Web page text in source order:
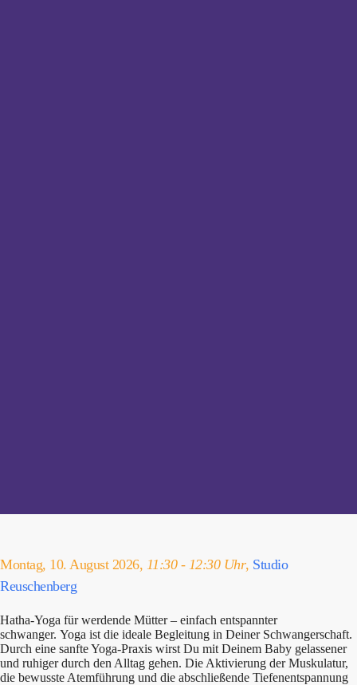
Montag, 10. August 2026, 11:30 - 12:30 Uhr, Studio
Reuschenberg
Hatha-Yoga für werdende Mütter – einfach entspannter
schwanger. Yoga ist die ideale Begleitung in Deiner Schwangerschaft.
Durch eine sanfte Yoga-Praxis wirst Du mit Deinem Baby gelassener
und ruhiger durch den Alltag gehen. Die Aktivierung der Muskulatur,
die bewusste Atemführung und die abschließende Tiefenentspannung